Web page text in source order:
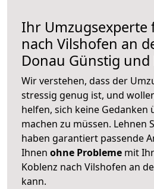
Ihr Umzugsexperte
nach Vilshofen an
Donau Günstig und
Wir verstehen, dass der
stressig genug ist, und
helfen, sich keine Gedanken
machen zu müssen. Lehnen
haben garantiert passende
Ihnen ohne Probleme mit
Koblenz nach Vilshofen an
kann.